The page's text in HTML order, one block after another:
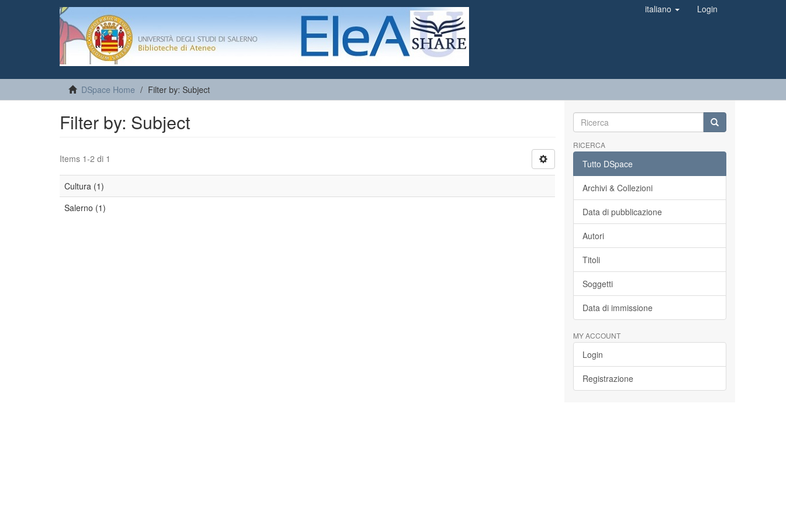
italiano Login
DSpace Home Filter by: Subject
Filter by: Subject
Items 1-2 di 1
Cultura (1)
Salerno (1)
RICERCA
Tutto DSpace
Archivi & Collezioni
Data di pubblicazione
Autori
Titoli
Soggetti
Data di immissione
MY ACCOUNT
Login
Registrazione